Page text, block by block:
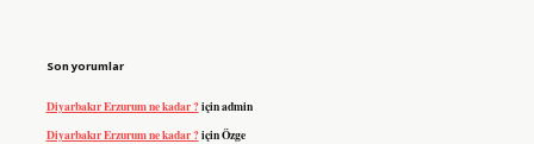
Son yorumlar
Diyarbakır Erzurum ne kadar ?içinadmin
Diyarbakır Erzurum ne kadar ?içinÖzge